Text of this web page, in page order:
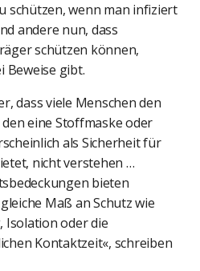
schützen, wenn man infiziert
andere nun, dass
schützen können,
Beweise gibt.
dass viele Menschen den
eine Stoffmaske oder
als Sicherheit für
nicht verstehen …
bieten
Maß an Schutz wie
Isolation oder die
Kontaktzeit«, schreiben